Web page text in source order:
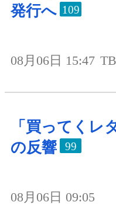
発行へ 109
08月06日 15:47
「買ってくレ
の反響
99
08月06日 09:05